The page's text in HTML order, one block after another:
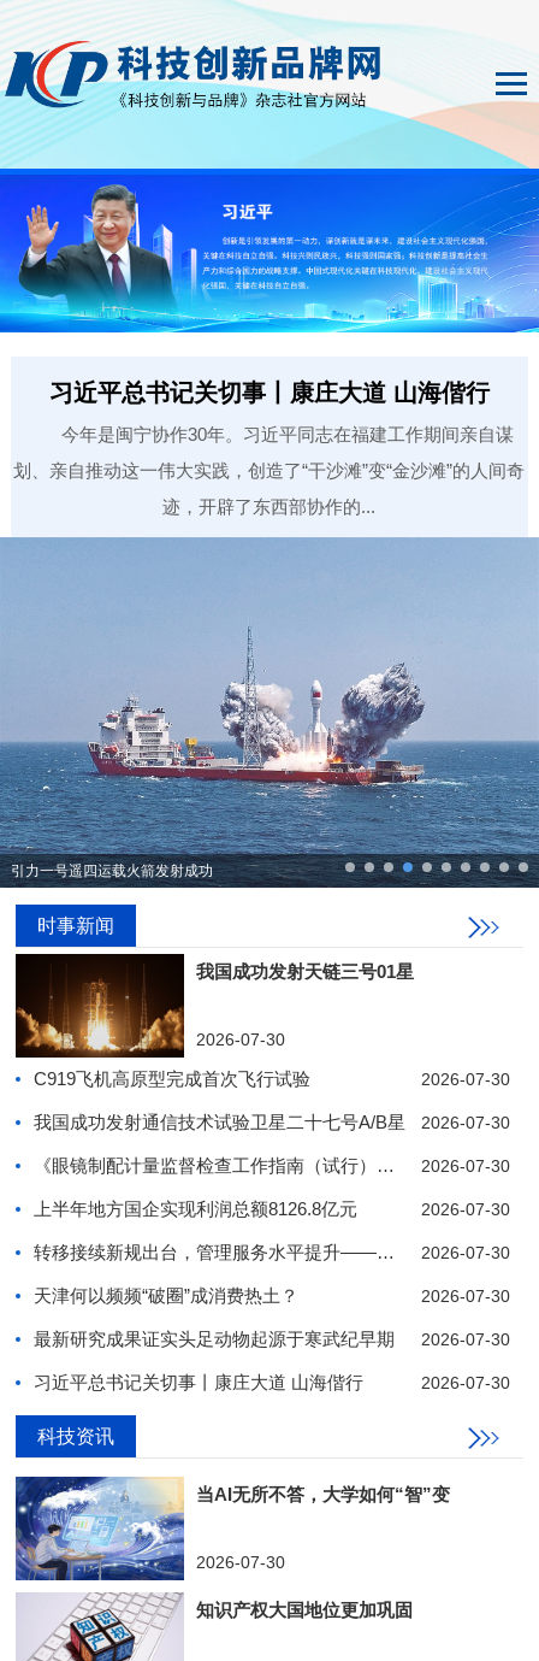
习近平总书记关切事丨康庄大道 山海偕行
今年是闽宁协作30年。习近平同志在福建工作期间亲自谋
划、亲自推动这一伟大实践，创造了“干沙滩”变“金沙滩”的人间奇
迹，开辟了东西部协作的...
引力一号遥四运载火箭发射成功
多国嘉宾相聚西安 为数字丝路建设投下支持票
1 2 3 4 5 6 7 8 9 10
时事新闻
我国成功发射天链三号01星
2026-07-30
C919飞机高原型完成首次飞行试验 2026-07-30
我国成功发射通信技术试验卫星二十七号A/B星 2026-07-30
《眼镜制配计量监督检查工作指南（试行）》发布 2026-07-30
上半年地方国企实现利润总额8126.8亿元 2026-07-30
转移接续新规出台，管理服务水平提升——企业年金“ 2026-07-30
天津何以频频“破圈”成消费热土？ 2026-07-30
最新研究成果证实头足动物起源于寒武纪早期 2026-07-30
习近平总书记关切事丨康庄大道 山海偕行 2026-07-30
科技资讯
当AI无所不答，大学如何“智”变
2026-07-30
知识产权大国地位更加巩固